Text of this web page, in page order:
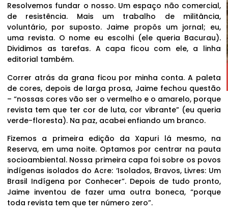
Resolvemos fundar o nosso. Um espaço não comercial,
de resistência. Mais um trabalho de militância,
voluntário, por suposto. Jaime propôs um jornal; eu,
uma revista. O nome eu escolhi (ele queria Bacurau).
Dividimos as tarefas. A capa ficou com ele, a linha
editorial também.
Correr atrás da grana ficou por minha conta. A paleta
de cores, depois de larga prosa, Jaime fechou questão
– “nossas cores vão ser o vermelho e o amarelo, porque
revista tem que ter cor de luta, cor vibrante” (eu queria
verde-floresta). Na paz, acabei enfiando um branco.
Fizemos a primeira edição da Xapuri lá mesmo, na
Reserva, em uma noite. Optamos por centrar na pauta
socioambiental. Nossa primeira capa foi sobre os povos
indígenas isolados do Acre: ‘Isolados, Bravos, Livres: Um
Brasil Indígena por Conhecer”. Depois de tudo pronto,
Jaime inventou de fazer uma outra boneca, “porque
toda revista tem que ter número zero”.